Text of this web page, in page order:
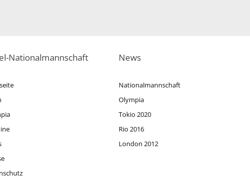
Nationalmannschaft News
Nationalmannschaft
Olympia
Tokio 2020
Rio 2016
London 2012